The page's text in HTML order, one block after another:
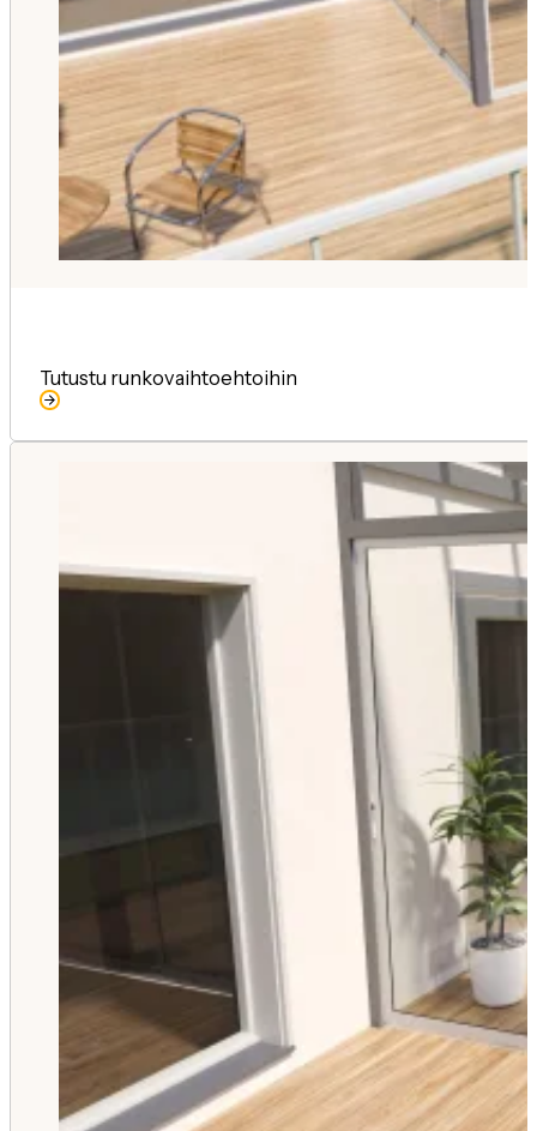
Tutustu runkovaihtoehtoihin